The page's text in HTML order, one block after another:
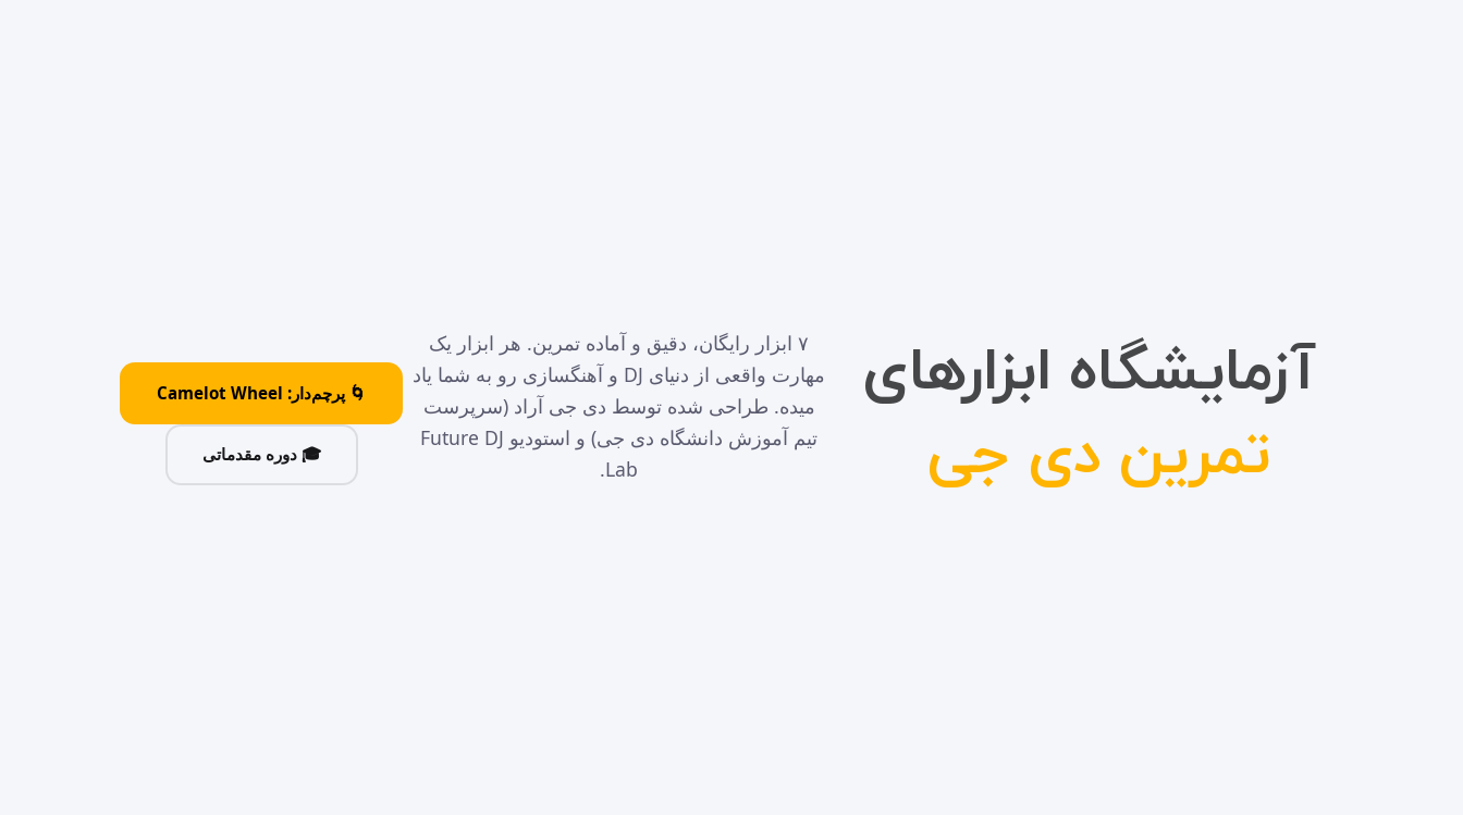
آزمایشگاه ابزارهای
تمرین دی جی
۷ ابزار رایگان، دقیق و آماده تمرین. هر ابزار یک
مهارت واقعی از دنیای DJ و آهنگسازی رو به شما یاد
میده. طراحی شده توسط دی جی آراد (سرپرست
تیم آموزش دانشگاه دی جی) و استودیو Future DJ
Lab.
🌀 پرچم‌دار: Camelot Wheel
🎓 دوره مقدماتی